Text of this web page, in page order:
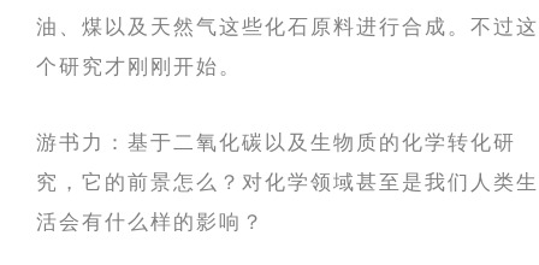
油、煤以及天然气这些化石原料进行合成。不过这
个研究才刚刚开始。
游书力：基于二氧化碳以及生物质的化学转化研
究，它的前景怎么？对化学领域甚至是我们人类生
活会有什么样的影响？